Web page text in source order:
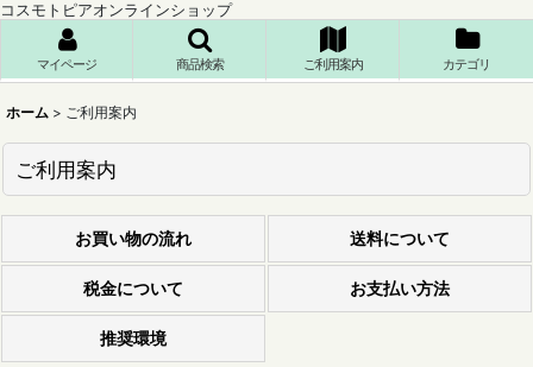
コスモトピアオンラインショップ
マイページ 商品検索 ご利用案内 カテゴリ
ホーム > ご利用案内
ご利用案内
お買い物の流れ 送料について
税金について お支払い方法
推奨環境